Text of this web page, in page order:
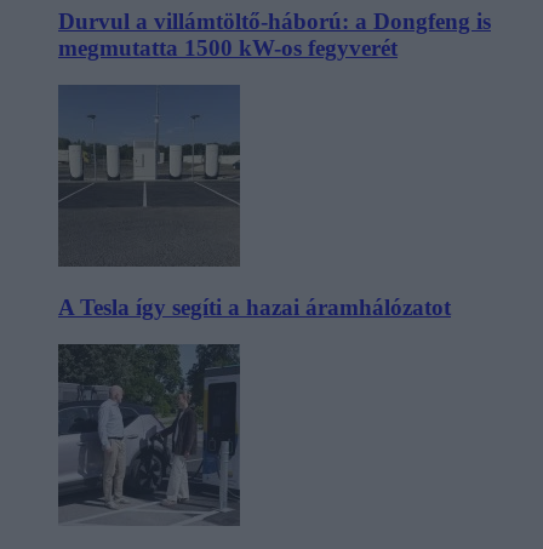
Durvul a villámtöltő-háború: a Dongfeng is
megmutatta 1500 kW-os fegyverét
A Tesla így segíti a hazai áramhálózatot